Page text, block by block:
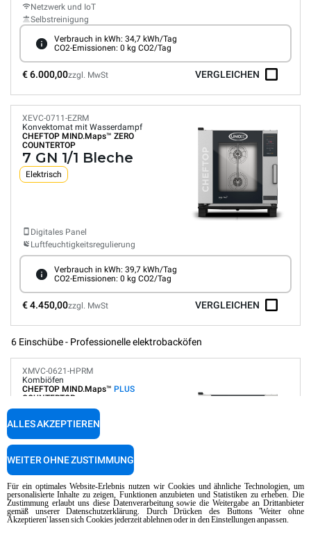
Netzwerk und IoT
Selbstreinigung
Verbrauch in kWh: 34,7 kWh/Tag
CO2-Emissionen: 0 kg CO2/Tag
€ 6.000,00zzgl. MwSt VERGLEICHEN
XEVC-0711-EZRM
Konvektomat mit Wasserdampf
CHEFTOP MIND.Maps™ ZERO
COUNTERTOP
7 GN 1/1 Bleche
Elektrisch
Digitales Panel
Luftfeuchtigkeitsregulierung
Verbrauch in kWh: 39,7 kWh/Tag
CO2-Emissionen: 0 kg CO2/Tag
€ 4.450,00zzgl. MwSt VERGLEICHEN
6 Einschübe - Professionelle elektrobacköfen
XMVC-0621-HPRM
Kombiöfen
CHEFTOP MIND.Maps™ PLUS
COUNTERTOP
6 GN 2/1 Bleche
Elektrisch
Digitales Panel
Luftfeuchtigkeitsregulierung
Netzwerk und IoT
Selbstreinigung
Automatische Programme
Für ein optimales Website-Erlebnis nutzen wir Cookies und ähnliche Technologien, um
personalisierte Inhalte zu zeigen, Funktionen anzubieten und Statistiken zu erheben. Die
Zustimmung erlaubt uns diese Datenverarbeitung sowie die Weitergabe an Drittanbieter
gemäß unserer Datenschutzerklärung. Durch Drücken des Buttons 'Weiter ohne
Akzeptieren' lassen sich Cookies jederzeit ablehnen oder in den Einstellungen anpassen.
ALLES AKZEPTIEREN
WEITER OHNE ZUSTIMMUNG